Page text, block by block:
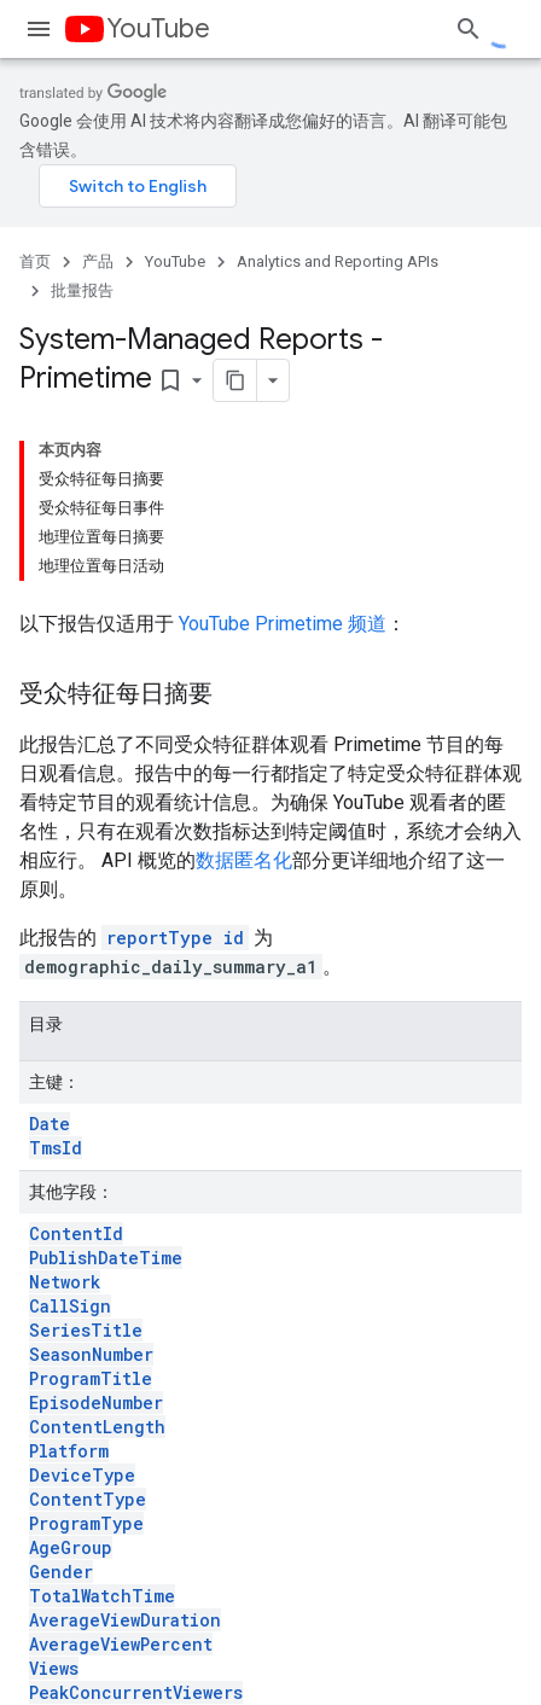
YouTube
Google 会使用 AI 技术将内容翻译成您偏好的语言。AI 翻译可能包
含错误。
首页 产品 YouTube
Analytics and Reporting APIs
批量报告
System-Managed Reports -
Primetime bookmark_border
本页内容
受众特征每日摘要
受众特征每日事件
地理位置每日摘要
地理位置每日活动
以下报告仅适用于 YouTube Primetime 频道 ：
受众特征每日摘要
此报告汇总了不同受众特征群体观看 Primetime 节目的每
日观看信息。报告中的每一行都指定了特定受众特征群体观
看特定节目的观看统计信息。为确保 YouTube 观看者的匿
名性，只有在观看次数指标达到特定阈值时，系统才会纳入
相应行。 API 概览的数据匿名化部分更详细地介绍了这一
原则。
此报告的 reportType id 为
demographic_daily_summary_a1 。
目录
主键：
Date
TmsId
其他字段：
ContentId
PublishDateTime
Network
CallSign
SeriesTitle
SeasonNumber
ProgramTitle
EpisodeNumber
ContentLength
Platform
DeviceType
ContentType
ProgramType
AgeGroup
Gender
TotalWatchTime
AverageViewDuration
AverageViewPercent
Views
PeakConcurrentViewers